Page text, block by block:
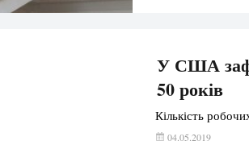
У США
50 років
Кількість
04.05.2019